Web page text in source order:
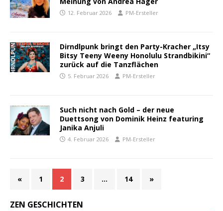
12. Februar 2026 PM-Ersteller
Dirndlpunk bringt den Party-Kracher „Itsy
Bitsy Teeny Weeny Honolulu Strandbikini“
zurück auf die Tanzflächen
5. Februar 2026 PM-Ersteller
Such nicht nach Gold – der neue
Duettsong von Dominik Heinz featuring
Janika Anjuli
4. Februar 2026 PM-Ersteller
« 1 2 3 … 14 »
ZEN GESCHICHTEN